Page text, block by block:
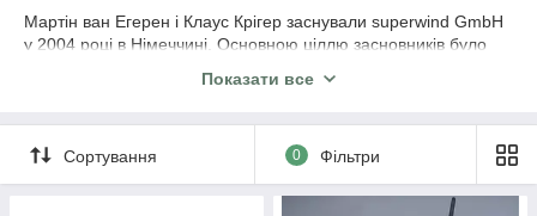
Мартін ван Егерен і Клаус Крігер заснували superwind GmbH
у 2004 році в Німеччині. Основною ціллю засновників було
надійність, передові німецьки технології та реальні потреби
Високі вимоги до надійності призвели до розробки та
втілення нових технологій SuperWind, та зробили їх одними з
Показати все
Сортування 0 Фільтри